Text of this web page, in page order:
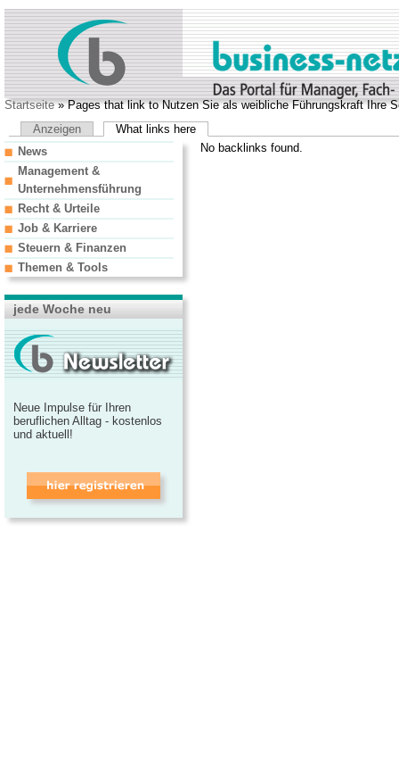
Startseite» Pages that link to Nutzen Sie als weibliche Führungskraft Ihre
Anzeigen
What links here
No backlinks found.
News
Management &
Unternehmensführung
Recht & Urteile
Job & Karriere
Steuern & Finanzen
Themen & Tools
jede Woche neu
Neue Impulse für Ihren
beruflichen Alltag - kostenlos
und aktuell!